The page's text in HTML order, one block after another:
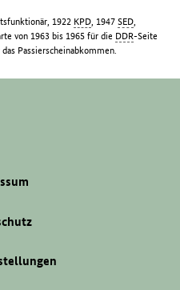
1922 KPD, 1947SED,
von 1963 bis 1965 für die DDR-Seite
Passierscheinabkommen.